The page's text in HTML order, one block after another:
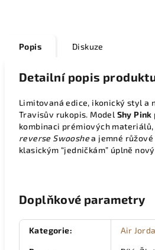
Popis Diskuze
Detailní popis
Limitovaná edice, ikonický styl a
Travisův rukopis. Model Shy Pink
kombinaci prémiových
reverse Swooshea jemné
klasickým “jedničkám” úplně
Doplňkové parametry
Kategorie: Air